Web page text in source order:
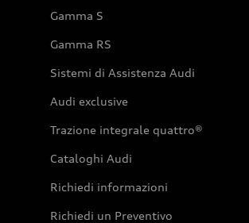
Gamma S
Gamma RS
Sistemi di Assistenza Audi
Audi exclusive
Trazione integrale quattro®
Cataloghi Audi
Richiedi informazioni
Richiedi un Preventivo